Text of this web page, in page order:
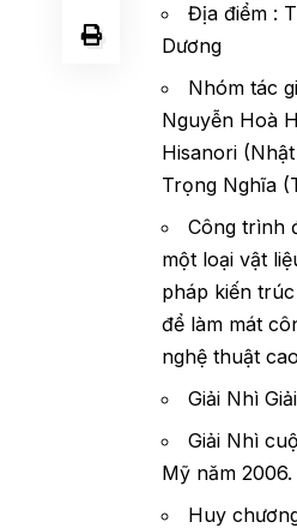
Địa điểm :
Dương
Nhóm tác
Nguyễn Hoà
Hisanori
Trọng Nghĩa
Công trình
một loại vật
pháp kiến
để làm mát
nghệ thuật
Giải Nhì
Giải Nhì
Mỹ năm 2006.
Huy